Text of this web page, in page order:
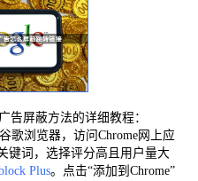
告屏蔽方法的详细教程：
歌浏览器，访问Chrome网上应
键词，选择评分高且用户量大
Plus。点击“添加到Chrome”